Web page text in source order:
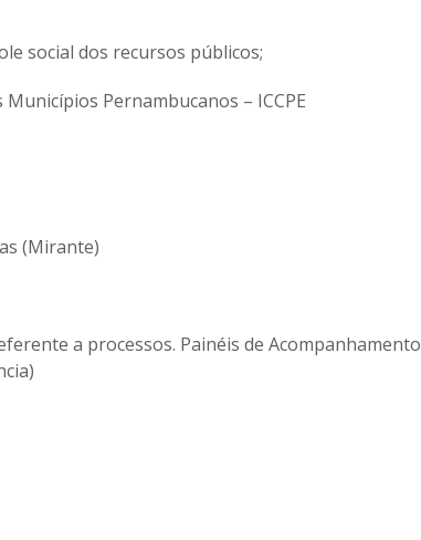
social dos recursos públicos;
Pernambucanos – ICCPE
(Mirante)
a processos. Painéis de Acompanhamento